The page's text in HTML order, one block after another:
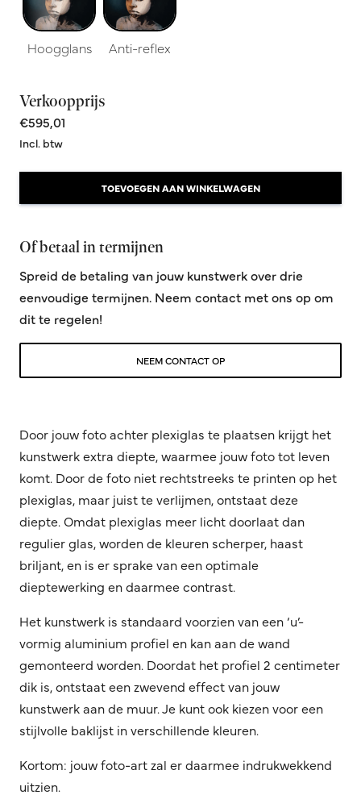
Hoogglans Anti-reflex
Verkoopprijs
€595,01
Incl. btw
TOEVOEGEN AAN WINKELWAGEN
Of betaal in termijnen
Spreid de betaling van jouw kunstwerk over drie
eenvoudige termijnen. Neem contact met ons op om
dit te regelen!
NEEM CONTACT OP
Door jouw foto achter plexiglas te plaatsen krijgt het
kunstwerk extra diepte, waarmee jouw foto tot leven
komt. Door de foto niet rechtstreeks te printen op het
plexiglas, maar juist te verlijmen, ontstaat deze
diepte. Omdat plexiglas meer licht doorlaat dan
regulier glas, worden de kleuren scherper, haast
briljant, en is er sprake van een optimale
dieptewerking en daarmee contrast.
Het kunstwerk is standaard voorzien van een ‘u’-
vormig aluminium profiel en kan aan de wand
gemonteerd worden. Doordat het profiel 2 centimeter
dik is, ontstaat een zwevend effect van jouw
kunstwerk aan de muur. Je kunt ook kiezen voor een
stijlvolle baklijst in verschillende kleuren.
Kortom: jouw foto-art zal er daarmee indrukwekkend
uitzien.